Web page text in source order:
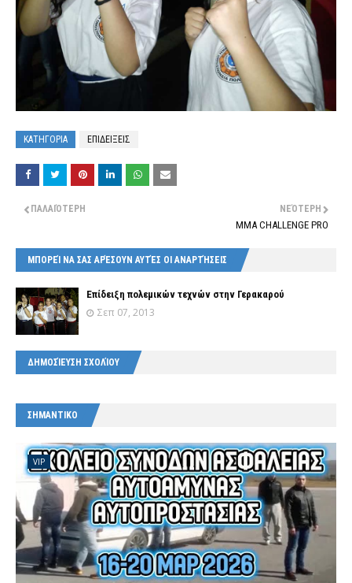
ΚΑΤΗΓΟΡΙΑ ΕΠΙΔΕΙΞΕΙΣ
ΝΕΌΤΕΡΗ
MMA CHALLENGE PRO
ΠΑΛΑΙΌΤΕΡΗ
ΜΠΟΡΕΊ ΝΑ ΣΑΣ ΑΡΈΣΟΥΝ ΑΥΤΈΣ ΟΙ ΑΝΑΡΤΉΣΕΙΣ
Eπίδειξη πολεμικών τεχνών στην Γερακαρού
Σεπ 07, 2013
ΔΗΜΟΣΊΕΥΣΗ ΣΧΟΛΊΟΥ
ΣΗΜΑΝΤΙΚΟ
VIP